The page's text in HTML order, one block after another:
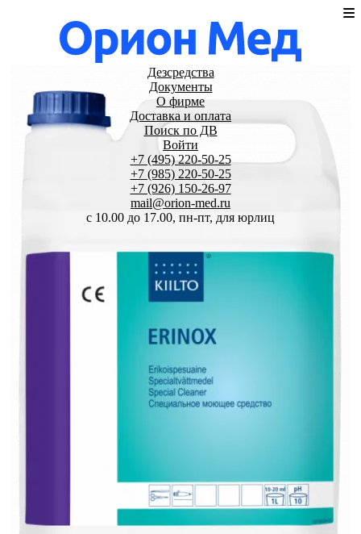
Дезсредства
Документы
О фирме
Доставка и оплата
Поиск по ДВ
Войти
+7 (495) 220-50-25
+7 (985) 220-50-25
+7 (926) 150-26-97
mail@orion-med.ru
c 10.00 до 17.00, пн-пт, для юрлиц